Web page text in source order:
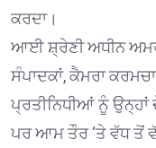
ਕਰਦਾ।
ਆਈ ਸ਼੍ਰੇਣੀ ਅਧੀਨ
ਸੰਪਾਦਕਾਂ, ਕੈਮਰਾ
ਪ੍ਰਤੀਨਿਧੀਆਂ ਨੂੰ
ਪਰ ਆਮ ਤੌਰ ‘ਤੇ ਵੱਧ ਤੋਂ